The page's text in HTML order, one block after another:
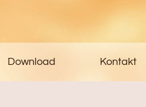
Download Kontakt